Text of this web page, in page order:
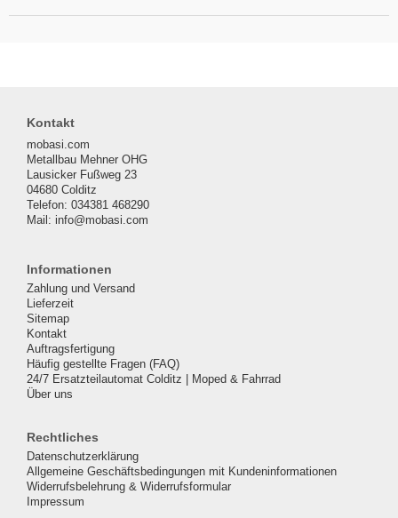
Kontakt
mobasi.com
Metallbau Mehner OHG
Lausicker Fußweg 23
04680 Colditz
Telefon: 034381 468290
Mail: info@mobasi.com
Informationen
Zahlung und Versand
Lieferzeit
Sitemap
Kontakt
Auftragsfertigung
Häufig gestellte Fragen (FAQ)
24/7 Ersatzteilautomat Colditz | Moped & Fahrrad
Über uns
Rechtliches
Datenschutzerklärung
Allgemeine Geschäftsbedingungen mit Kundeninformationen
Widerrufsbelehrung & Widerrufsformular
Impressum